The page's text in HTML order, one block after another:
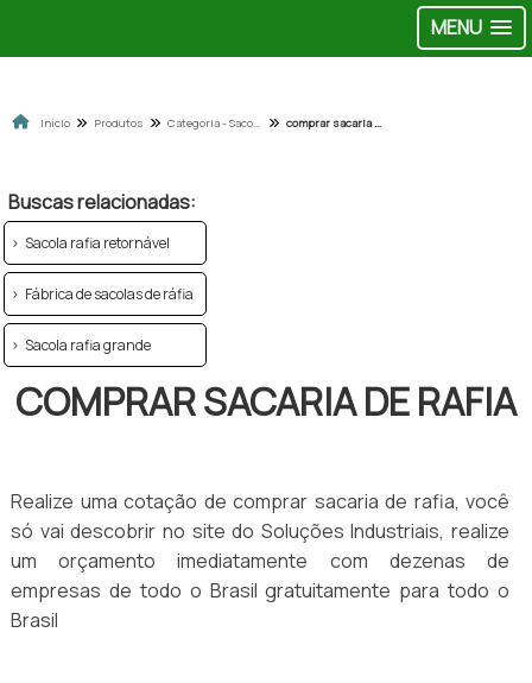
MENU
Início Produtos Categoria - Sacolas de ráfia comprar sacaria de rafia
Buscas relacionadas:
Sacola rafia retornável
Fábrica de sacolas de ráfia
Sacola rafia grande
COMPRAR SACARIA DE RAFIA
Realize uma cotação de comprar sacaria de rafia, você
só vai descobrir no site do Soluções Industriais, realize
um orçamento imediatamente com dezenas de
empresas de todo o Brasil gratuitamente para todo o
Brasil